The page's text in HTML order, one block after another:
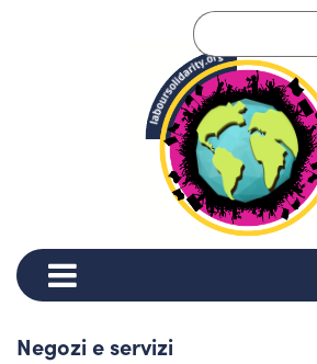
Negozi e servizi